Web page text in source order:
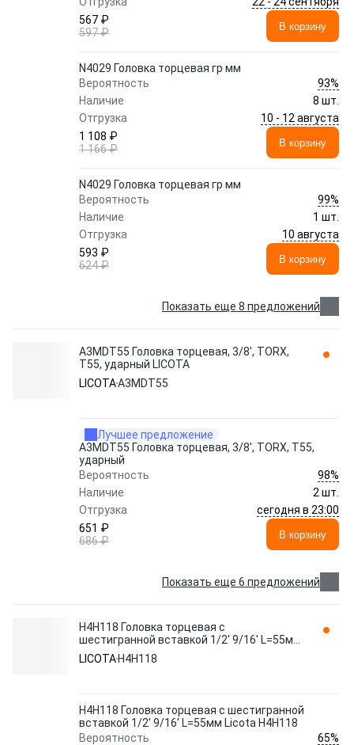
567 ₽
597 ₽
В корзину
N4029 Головка торцевая гр мм
Вероятность
93%
Наличие
8 шт.
Отгрузка
10 - 12 августа
1 108 ₽
1 166 ₽
В корзину
N4029 Головка торцевая гр мм
Вероятность
99%
Наличие
1 шт.
Отгрузка
10 августа
593 ₽
624 ₽
В корзину
Показать еще 8 предложений
A3MDT55 Головка торцевая, 3/8', TORX,
T55, ударный LICOTA
LICOTAA3MDT55
Лучшее предложение
A3MDT55 Головка торцевая, 3/8', TORX, T55,
ударный
Вероятность
98%
Наличие
2 шт.
Отгрузка
сегодня в 23:00
651 ₽
686 ₽
В корзину
Показать еще 6 предложений
H4H118 Головка торцевая с
шестигранной вставкой 1/2' 9/16' L=55мм
Licota H4H118
LICOTA H4H118
H4H118 Головка торцевая с шестигранной
вставкой 1/2' 9/16' L=55мм Licota H4H118
Вероятность
65%